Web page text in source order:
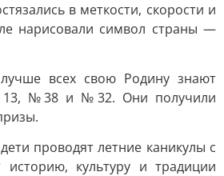
в меткости, скорости и
нарисовали символ страны —
всех свою Родину знают
№38 и №32. Они получили
проводят летние каникулы с
культуру и традиции